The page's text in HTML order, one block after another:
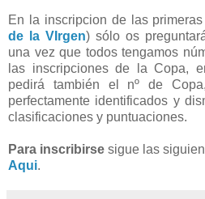
En la inscripcion de las
de la VIrgen) sólo os
una vez que todos tengamos
las inscripciones de la Copa,
pedirá también el nº de
perfectamente identificados y
clasificaciones y puntuaciones.
Para inscribirse sigue las
Aqui.